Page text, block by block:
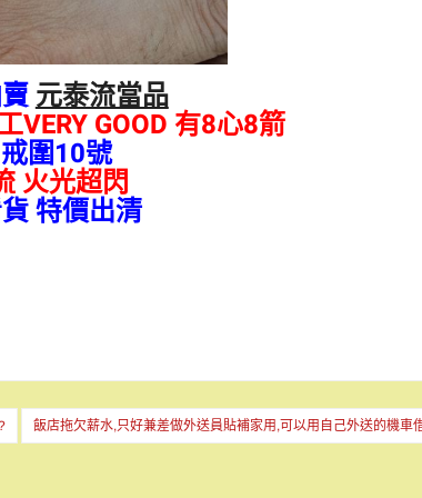
賣元泰流當品
VERY GOOD 有8心8箭
圍10號
火光超閃
特價出清
飯店拖欠薪水,只好兼差做外送員貼補家用,可以用自己外送的機車